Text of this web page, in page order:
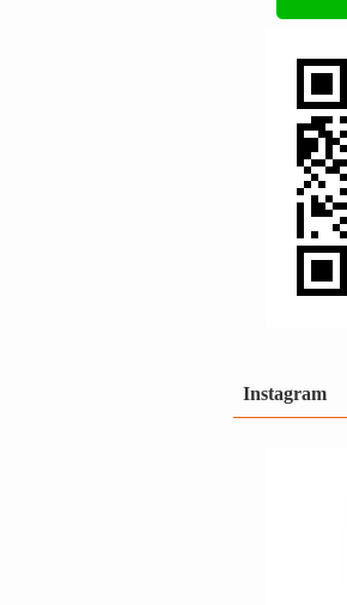
Instagram